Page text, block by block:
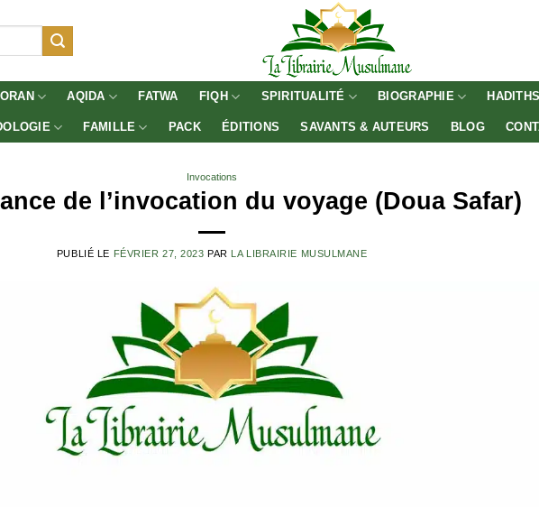
AQIDA FATWA FIQH SPIRITUALITÉ BIOGRAPHIE HADITHS
FAMILLE PACK ÉDITIONS SAVANTS & AUTEURS BLOG
Invocations
de l’invocation du voyage (Doua Safar)
PUBLIÉ LE FÉVRIER 27, 2023 PAR LA LIBRAIRIE MUSULMANE